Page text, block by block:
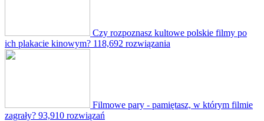
Czy rozpoznasz kultowe polskie filmy po
ich plakacie kinowym? 118,692 rozwiązania
Filmowe pary - pamiętasz, w którym filmie
zagrały? 93,910 rozwiązań